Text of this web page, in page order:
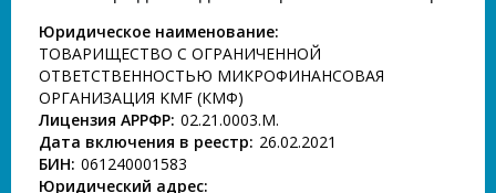
Юридическое наименование:
ТОВАРИЩЕСТВО С ОГРАНИЧЕННОЙ
ОТВЕТСТВЕННОСТЬЮ МИКРОФИНАНСОВАЯ
ОРГАНИЗАЦИЯ KMF (КМФ)
Лицензия АРРФР: 02.21.0003.М.
Дата включения в реестр: 26.02.2021
БИН: 061240001583
Юридический адрес: